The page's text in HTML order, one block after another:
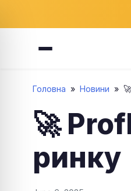
Головна » Новини »
🚀
ринку